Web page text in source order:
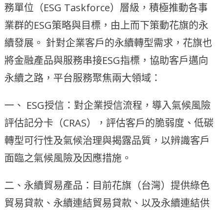
務單位（ESG Taskforce）層級，積極推動各事
業群的ESG策略與目標，由上而下策動花旗的永
續發展。 針對企業客戶的永續轉型需求，花旗也
將金融產品與服務串接ESG指標，協助客戶邁向
永續之路，平台服務聚焦兩大領域：
一、 ESG授信：對企業授信流程，導入氣候風險
評估記分卡（CRAS），評估客戶的脆弱度、低碳
轉型可行性及氣候治理與揭露品質，以辨識客戶
面臨之氣候風險及因應措施。
二、永續貿易產品：目前花旗（台灣）提供綠色
貿易貸款、永續連結貿易貸款、以及永續連結供